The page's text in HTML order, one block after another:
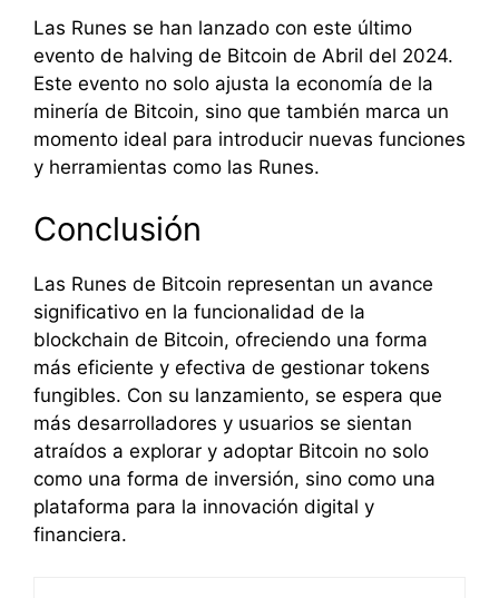
Las Runes se han lanzado con este último
evento de halving de Bitcoin de Abril del 2024.
Este evento no solo ajusta la economía de la
minería de Bitcoin, sino que también marca un
momento ideal para introducir nuevas funciones
y herramientas como las Runes.
Conclusión
Las Runes de Bitcoin representan un avance
significativo en la funcionalidad de la
blockchain de Bitcoin, ofreciendo una forma
más eficiente y efectiva de gestionar tokens
fungibles. Con su lanzamiento, se espera que
más desarrolladores y usuarios se sientan
atraídos a explorar y adoptar Bitcoin no solo
como una forma de inversión, sino como una
plataforma para la innovación digital y
financiera.